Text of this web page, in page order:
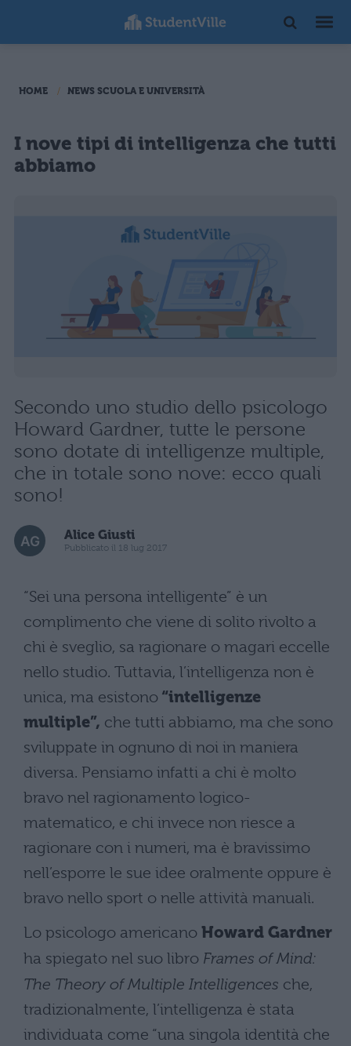
HOME NEWS SCUOLA E UNIVERSITÀ
I nove tipi di intelligenza che tutti
abbiamo
Secondo uno studio dello psicologo
Howard Gardner, tutte le persone
sono dotate di intelligenze multiple,
che in totale sono nove: ecco quali
sono!
Alice Giusti
Pubblicato il 18 lug 2017
“Sei una persona intelligente” è un
complimento che viene di solito rivolto a
chi è sveglio, sa ragionare o magari eccelle
nello studio. Tuttavia, l’intelligenza non è
unica, ma esistono “intelligenze
multiple”, che tutti abbiamo, ma che sono
sviluppate in ognuno di noi in maniera
diversa. Pensiamo infatti a chi è molto
bravo nel ragionamento logico-
matematico, e chi invece non riesce a
ragionare con i numeri, ma è bravissimo
nell’esporre le sue idee oralmente oppure è
bravo nello sport o nelle attività manuali.
Lo psicologo americano Howard Gardner
ha spiegato nel suo libro Frames of Mind:
The Theory of Multiple Intelligences che,
tradizionalmente, l’intelligenza è stata
individuata come “una singola identità che